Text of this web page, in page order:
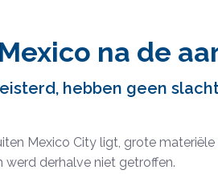
na de
hebben geen
Mexico City ligt, grote
derhalve niet getroffen.